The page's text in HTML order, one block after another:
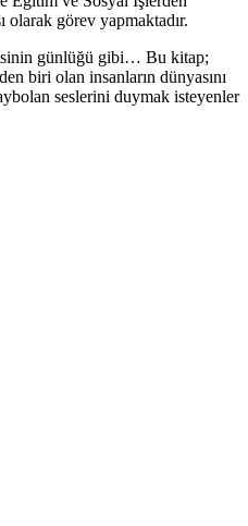
olarak görev yapmaktadır.
günlüğü gibi… Bu kitap;
biri olan insanların dünyasını
seslerini duymak isteyenler